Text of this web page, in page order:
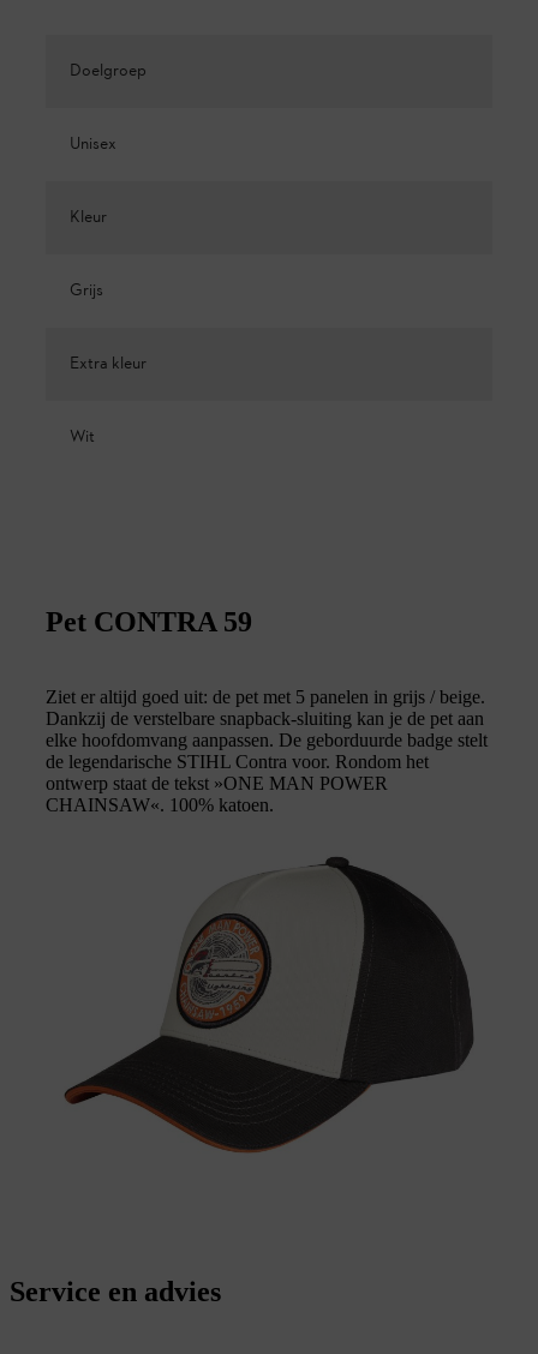
Doelgroep
Unisex
Kleur
Grijs
Extra kleur
Wit
Pet CONTRA 59
Ziet er altijd goed uit: de pet met 5 panelen in grijs / beige.
Dankzij de verstelbare snapback-sluiting kan je de pet aan
elke hoofdomvang aanpassen. De geborduurde badge stelt
de legendarische STIHL Contra voor. Rondom het
ontwerp staat de tekst »ONE MAN POWER
CHAINSAW«. 100% katoen.
Service en advies